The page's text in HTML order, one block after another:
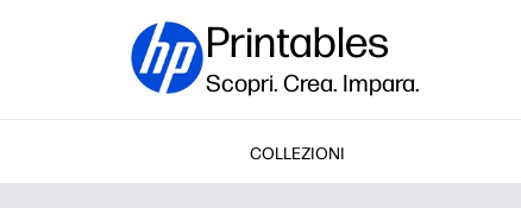
Printables
Scopri. Crea. Impara.
COLLEZIONI